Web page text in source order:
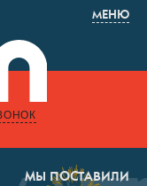
МЕНЮ
МЫ ПОСТАВИЛИ